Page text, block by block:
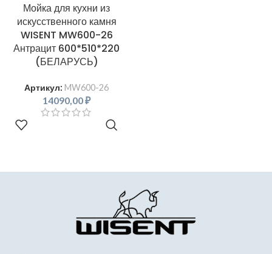
Мойка для кухни из
искусственного камня
WISENT MW600-26
Антрацит 600*510*220
(БЕЛАРУСЬ)
Артикул: MW600-26
14090,00₽